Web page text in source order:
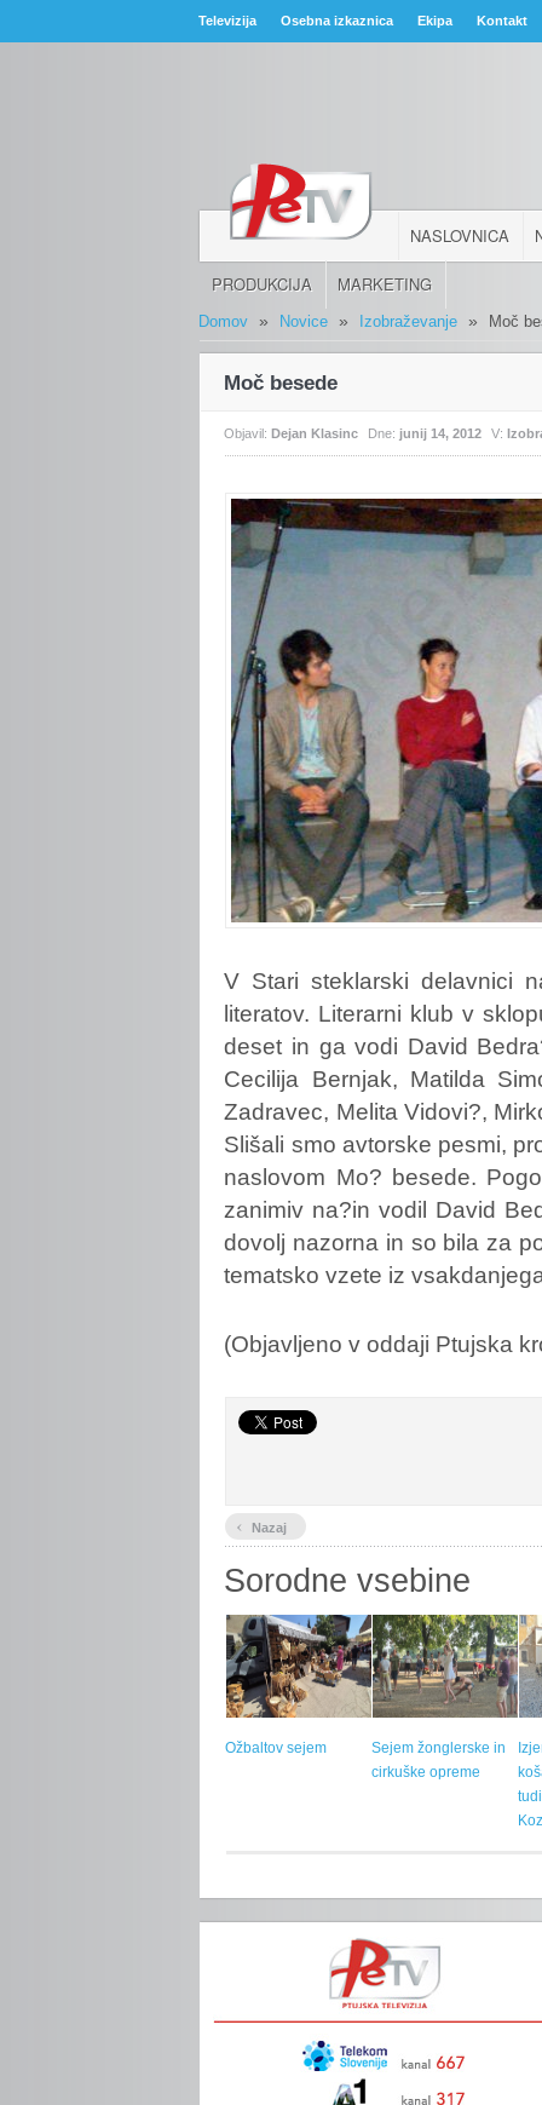
Televizija Osebna izkaznica Ekipa Kontakt
NASLOVNICA
PRODUKCIJA MARKETING
Domov » Novice » Izobraževanje » Moč
Moč besede
Objavil:Dejan Klasinc Dne: junij 14, 2012 V:
V Stari steklarski delavnici
literatov. Literarni klub v
deset in ga vodi David
Cecilija Bernjak, Matilda
Zadravec, Melita Vidovi?,
Slišali smo avtorske pesmi,
naslovom Mo? besede.
zanimiv na?in vodil David
dovolj nazorna in so bila za
tematsko vzete iz
(Objavljeno v oddaji Ptujska
‹ Nazaj
Sorodne vsebine
Ožbaltov sejem
Sejem žonglerske in
cirkuške opreme